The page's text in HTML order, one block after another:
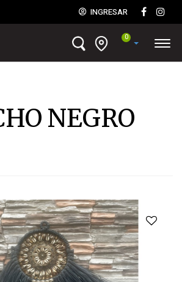
INGRESAR
0
NEGRO